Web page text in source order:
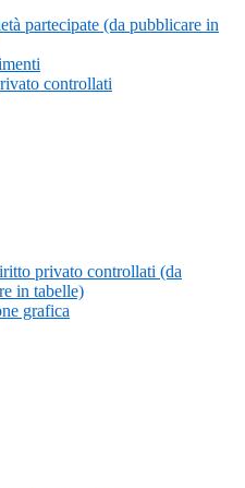
partecipate (da pubblicare in
controllati
privato controllati (da
in tabelle)
grafica